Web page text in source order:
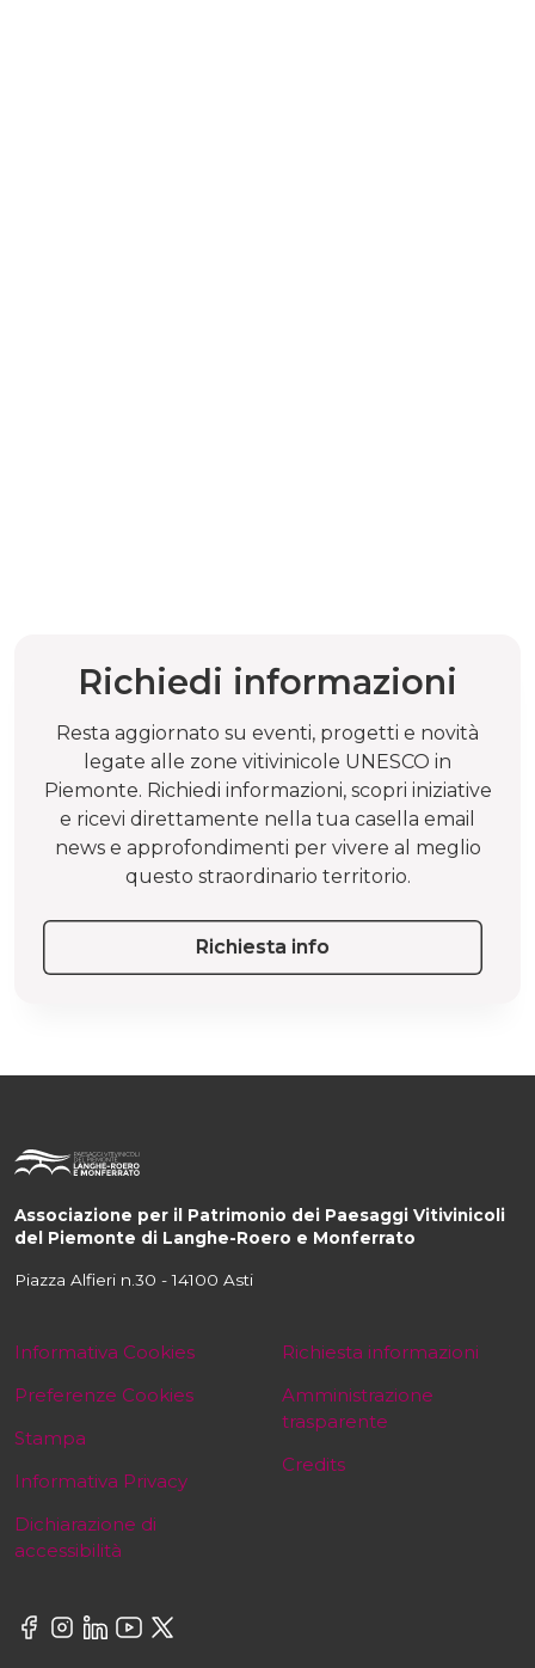
Richiedi informazioni
Resta aggiornato su eventi, progetti e novità
legate alle zone vitivinicole UNESCO in
Piemonte. Richiedi informazioni, scopri iniziative
e ricevi direttamente nella tua casella email
news e approfondimenti per vivere al meglio
questo straordinario territorio.
Richiesta info
Associazione per il Patrimonio dei Paesaggi Vitivinicoli
del Piemonte di Langhe-Roero e Monferrato
Piazza Alfieri n.30 - 14100 Asti
Informativa Cookies
Preferenze Cookies
Stampa
Informativa Privacy
Dichiarazione di
accessibilità
Richiesta informazioni
Amministrazione
trasparente
Credits